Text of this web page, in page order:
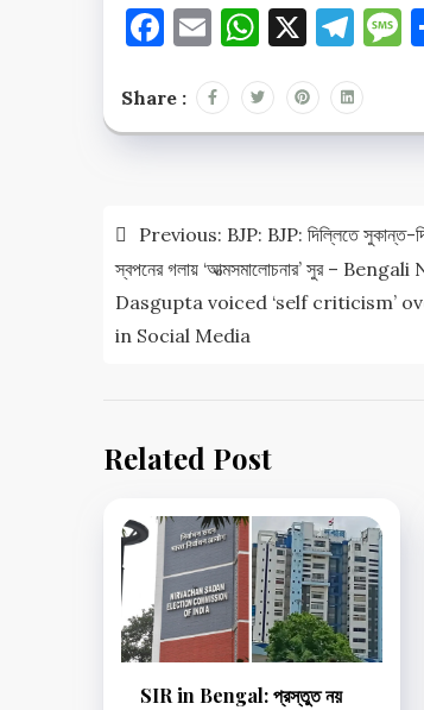
Facebook
EmailX
Share :
Post
navigation
Previous: BJP: BJP: দিল্লিতে সুকান্ত-
স্বপনের গলায় ‘আত্মসমালোচনার’ সুর –
Dasgupta voiced ‘self criticism’
in Social Media
Related Post
SIR in Bengal: প্রস্তুত নয়